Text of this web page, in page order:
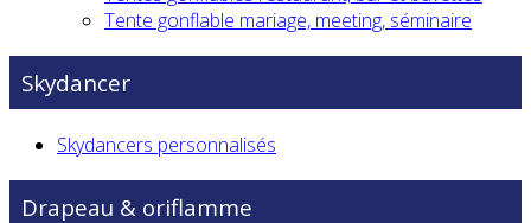
Tente gonflable mariage, meeting, séminaire
Skydancer
Skydancers personnalisés
Drapeau & oriflamme